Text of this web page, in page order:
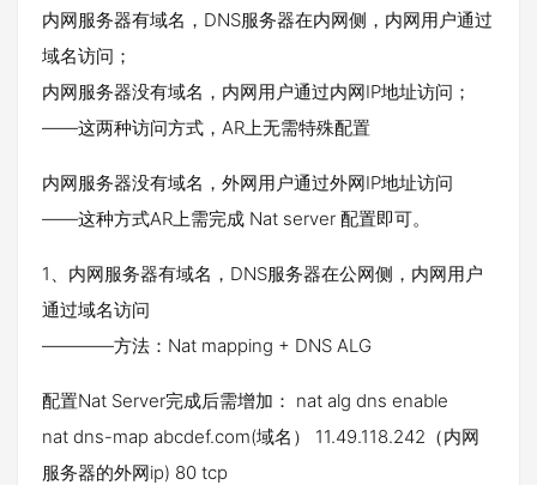
内网服务器有域名，DNS服务器在内网侧，内网用户通过
域名访问；
内网服务器没有域名，内网用户通过内网IP地址访问；
——这两种访问方式，AR上无需特殊配置
内网服务器没有域名，外网用户通过外网IP地址访问
——这种方式AR上需完成 Nat server 配置即可。
1、内网服务器有域名，DNS服务器在公网侧，内网用户
通过域名访问
————方法：Nat mapping + DNS ALG
配置Nat Server完成后需增加： nat alg dns enable
nat dns-map abcdef.com(域名） 11.49.118.242（内网
服务器的外网ip) 80 tcp